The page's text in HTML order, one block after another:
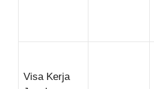
Visa Kerja